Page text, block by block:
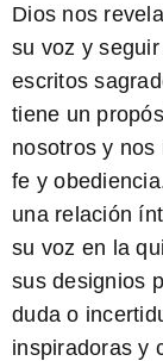
Dios nos
su voz y
escritos
tiene un
nosotros y nos
fe y
una relación
su voz en la
sus designios
duda o
inspiradoras y